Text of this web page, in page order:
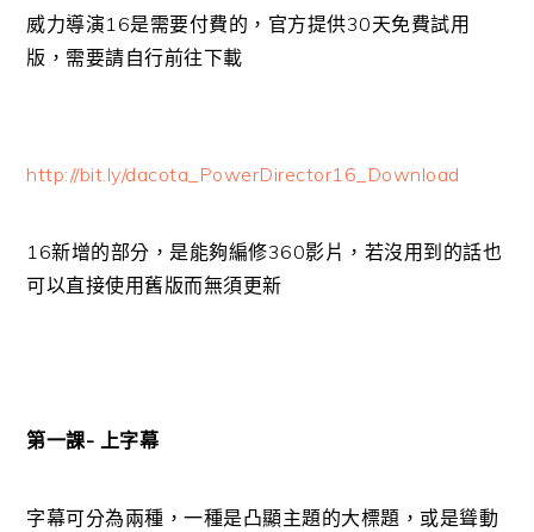
威力導演16是需要付費的，官方提供30天免費試用
版，需要請自行前往下載
http://bit.ly/dacota_PowerDirector16_Download
16新增的部分，是能夠編修360影片，若沒用到的話也
可以直接使用舊版而無須更新
第一課- 上字幕
字幕可分為兩種，一種是凸顯主題的大標題，或是聳動